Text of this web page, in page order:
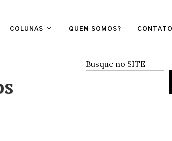
COLUNAS QUEM SOMOS? CONTATO
Busque no SITE